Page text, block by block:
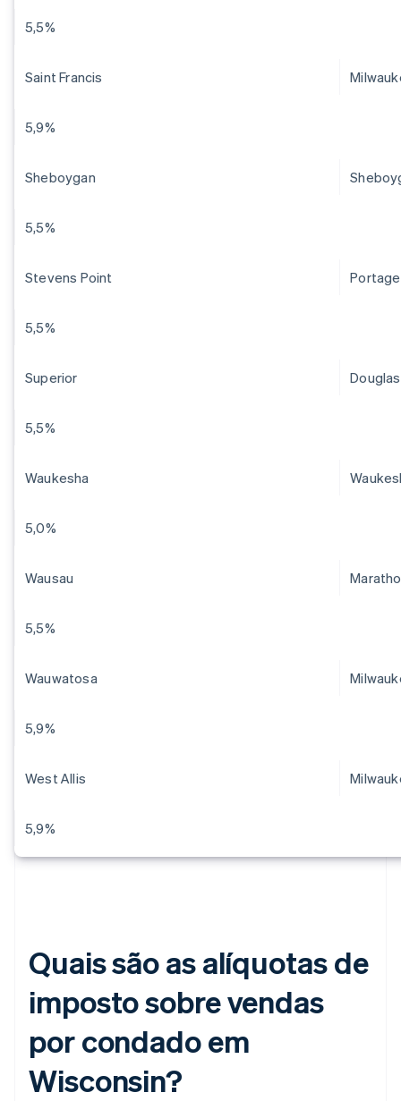
5,5%
Saint Francis
5,9%
Sheboygan
5,5%
Stevens Point Portage
5,5%
Superior Douglas
5,5%
Waukesha
5,0%
Wausau
5,5%
Wauwatosa
5,9%
West Allis
5,9%
Quais são as alíquotas de
imposto sobre vendas
por condado em
Wisconsin?